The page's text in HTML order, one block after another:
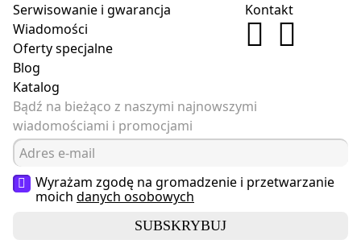
Serwisowanie i gwarancja
Wiadomości
Oferty specjalne
Blog
Katalog
Kontakt
Bądź na bieżąco z naszymi najnowszymi
wiadomościami i promocjami
Wyrażam zgodę na gromadzenie i przetwarzanie
moich danych osobowych
SUBSKRYBUJ